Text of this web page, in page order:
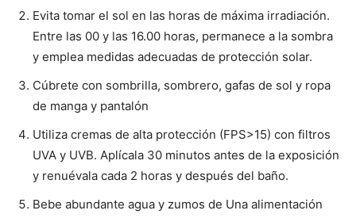
Evita tomar el sol en las horas de máxima irradiación.
Entre las 00 y las 16.00 horas, permanece a la sombra
y emplea medidas adecuadas de protección solar.
Cúbrete con sombrilla, sombrero, gafas de sol y ropa
de manga y pantalón
Utiliza cremas de alta protección (FPS>15) con filtros
UVA y UVB. Aplícala 30 minutos antes de la exposición
y renuévala cada 2 horas y después del baño.
Bebe abundante agua y zumos de Una alimentación